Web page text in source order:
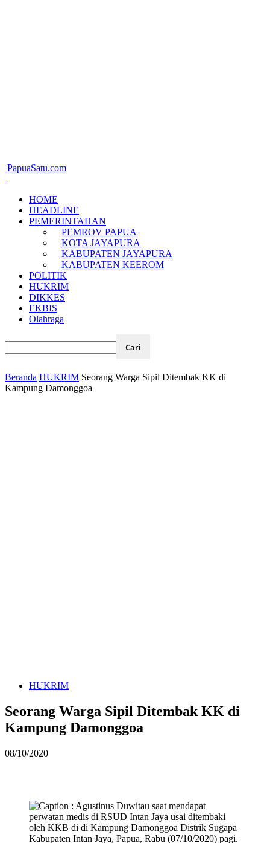
PapuaSatu.com
HOME
HEADLINE
PEMERINTAHAN
PEMROV PAPUA
KOTA JAYAPURA
KABUPATEN JAYAPURA
KABUPATEN KEEROM
POLITIK
HUKRIM
DIKKES
EKBIS
Olahraga
Beranda HUKRIM Seorang Warga Sipil Ditembak KK di
Kampung Damonggoa
HUKRIM
Seorang Warga Sipil Ditembak KK di
Kampung Damonggoa
08/10/2020